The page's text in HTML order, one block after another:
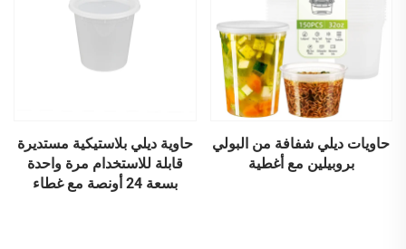
حاوية ديلي بلاستيكية مستديرة
قابلة للاستخدام مرة واحدة
بسعة 24 أونصة مع غطاء
حاويات ديلي شفافة من البولي
بروبيلين مع أغطية